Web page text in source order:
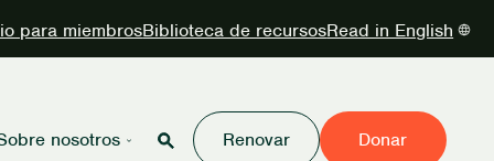
para miembrosBiblioteca de recursosRead in English
nosotros Renovar Donar